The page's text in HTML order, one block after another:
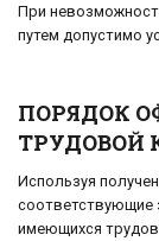
При
путем допустимо
ПОРЯДОК
ТРУДОВОЙ
Используя
соответствующие
имеющихся